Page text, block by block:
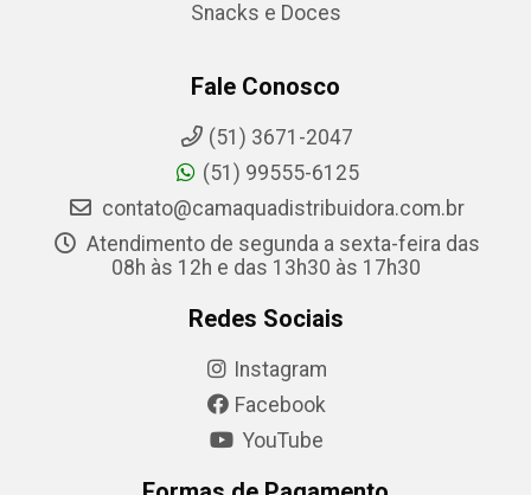
Snacks e Doces
Fale Conosco
(51) 3671-2047
(51) 99555-6125
contato@camaquadistribuidora.com.br
Atendimento de segunda a sexta-feira das
08h às 12h e das 13h30 às 17h30
Redes Sociais
Instagram
Facebook
YouTube